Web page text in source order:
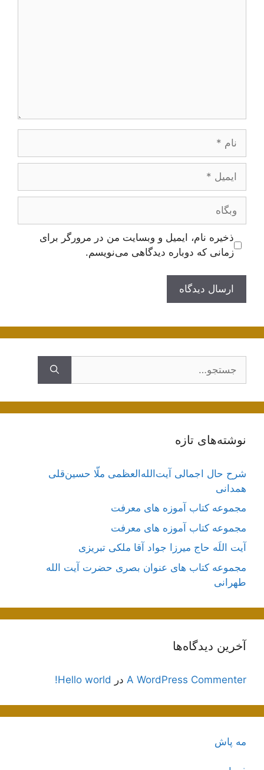
ایمیل
وبگاه
ذخیره نام، ایمیل و وبسایت من در مرورگر برای
زمانی که دوباره دیدگاهی می‌نویسم.
نوشته‌های تازه
شرح حال اجمالی آیت‌الله‌العظمی ملّا حسین‌قلی
همدانی
مجموعه کتاب آموزه های معرفت
مجموعه کتاب آموزه های معرفت
آیت اللَه حاج میرزا جواد آقا ملکی تبریزی
مجموعه کتاب های عنوان بصری حضرت آیت الله
طهرانی
آخرین دیدگاه‌ها
A WordPress Commenter در Hello world!
مه پاش